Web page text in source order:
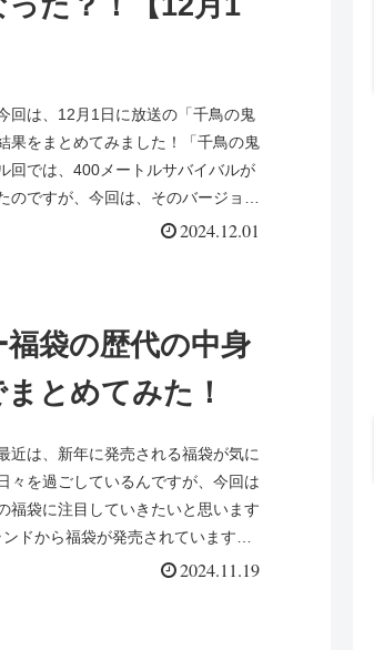
回は、12月1日に放送の「千鳥の鬼
果をまとめてみました！「千鳥の鬼
回では、400メートルサバイバルが
のですが、今回は、そのバージョン
2024.12.01
袋の歴代の中身
とめてみた！
近は、新年に発売される福袋が気に
々を過ごしているんですが、今回は
福袋に注目していきたいと思います
ドから福袋が発売されています
2024.11.19